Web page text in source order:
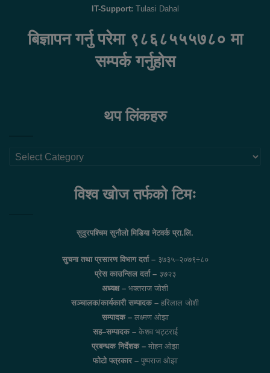
IT-Support: Tulasi Dahal
बिज्ञापन गर्नु परेमा ९८६८५५५७८० मा
सम्पर्क गर्नुहोस
थप लिंकहरु
थप
विश्व खोज तर्फको टिमः
सुदुरपश्चिम सुनौलो मिडिया नेटवर्क प्रा.लि.
सुचना तथा प्रसारण विभाग दर्ता – ३७३५–२०७९÷८०
प्रेस काउन्सिल दर्ता – ३७२३
अध्यक्ष – भक्तराज जोशी
सञ्चालक/कार्यकारी सम्पादक – हरिलाल जोशी
सम्पादक –लक्ष्मण ओझा
सह–सम्पादक –केशव भट्टराई
प्रबन्धक निर्देशक –मोहन ओझा
फोटो पत्रकार –पुष्पराज ओझा